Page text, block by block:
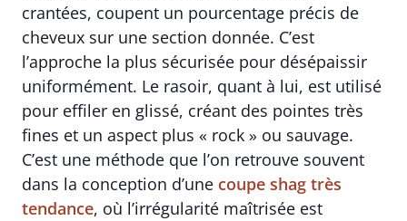
crantées, coupent un pourcentage précis de
cheveux sur une section donnée. C’est
l’approche la plus sécurisée pour désépaissir
uniformément. Le rasoir, quant à lui, est utilisé
pour effiler en glissé, créant des pointes très
fines et un aspect plus « rock » ou sauvage.
C’est une méthode que l’on retrouve souvent
dans la conception d’une coupe shag très
tendance, où l’irrégularité maîtrisée est